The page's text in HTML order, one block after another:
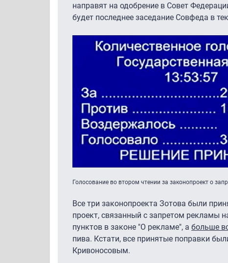
направят на одобрение в Совет
будет последнее заседание Совфеда в
Голосование во втором чтении за законопроект о
Все три законопроекта Зотова были
проект, связанный с запретом рекламы
пунктов в законе "О рекламе", а больше
пива. Кстати, все принятые поправки
Кривоносовым.